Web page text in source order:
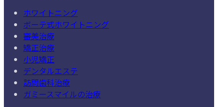
ホワイトニング
ボーテ式ホワイトニング
審美治療
矯正治療
小児矯正
デンタルエステ
訪問歯科治療
ガミースマイルの治療